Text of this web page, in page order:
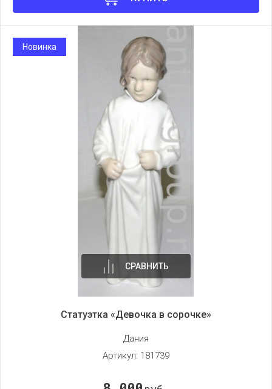
СРАВНИТЬ
Новинка
Статуэтка «Девочка в сорочке»
Дания
Артикул: 181739